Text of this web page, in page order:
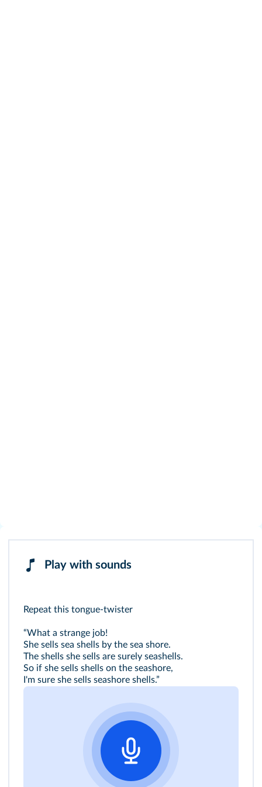
Play with sounds
Repeat this tongue-twister
“What a strange job!
She sells sea shells by the sea shore.
The shells she sells are surely seashells.
So if she sells shells on the seashore,
I'm sure she sells seashore shells.”